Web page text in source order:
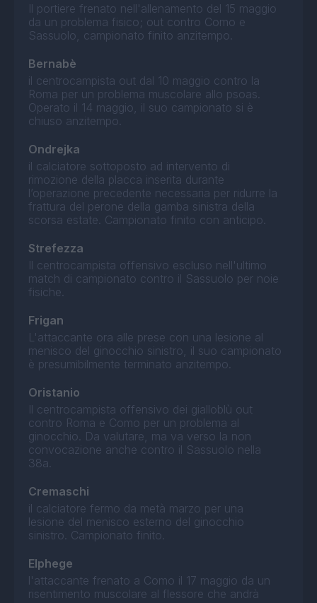
Il portiere frenato nell'allenamento del 15 maggio
da un problema fisico; out contro Como e
Sassuolo, campionato finito anzitempo.
Bernabè
il centrocampista out dal 10 maggio contro la
Roma per un problema muscolare allo psoas.
Operato il 14 maggio, il suo campionato si è
chiuso anzitempo.
Ondrejka
il calciatore sottoposto ad intervento di
rimozione della placca inserita durante
l’operazione precedente necessaria per ridurre la
frattura del perone della gamba sinistra della
scorsa estate. Campionato finito con anticipo.
Strefezza
Il centrocampista offensivo escluso nell'ultimo
match di campionato contro il Sassuolo per noie
fisiche.
Frigan
L'attaccante ora alle prese con una lesione al
menisco del ginocchio sinistro, il suo campionato
è presumibilmente terminato anzitempo.
Oristanio
Il centrocampista offensivo dei gialloblù out
contro Roma e Como per un problema al
ginocchio. Da valutare, ma va verso la non
convocazione anche contro il Sassuolo nella
38a.
Cremaschi
il calciatore fermo da metà marzo per una
lesione del menisco esterno del ginocchio
sinistro. Campionato finito.
Elphege
l'attaccante frenato a Como il 17 maggio da un
risentimento muscolare al flessore che andrà